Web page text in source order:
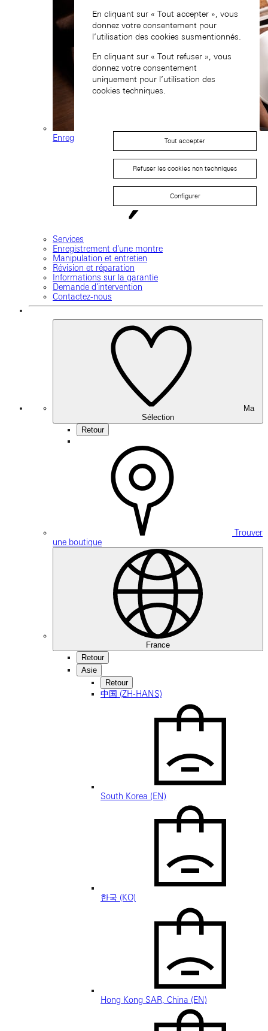
Enregistrement d'une montre
Services
Enregistrement d'une montre
Manipulation et entretien
Révision et réparation
Informations sur la garantie
Demande d'intervention
Contactez-nous
Sélection
Retour
Trouver
une boutique
France
Retour
Asie
Retour
中国 (ZH-HANS)
South Korea (EN)
한국 (KO)
Hong Kong SAR, China (EN)
En cliquant sur « Tout accepter », vous
donnez votre consentement pour
l’utilisation des cookies susmentionnés.
En cliquant sur « Tout refuser », vous
donnez votre consentement
uniquement pour l’utilisation des
cookies techniques.
Tout accepter
Refuser les cookies non techniques
Configurer